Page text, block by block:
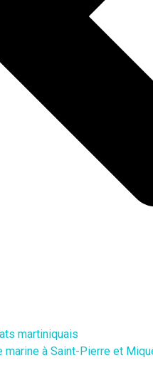
martiniquais
marine à Saint-Pierre et